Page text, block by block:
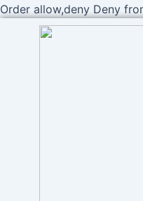
Order allow,deny Deny